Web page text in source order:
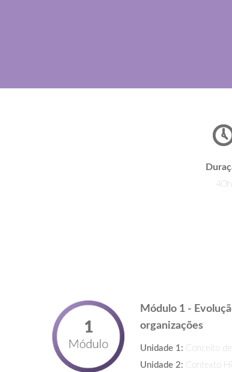
40h
Módulo 1 -
organizações
Unidade 1: Conceito
Unidade 2: Contexto